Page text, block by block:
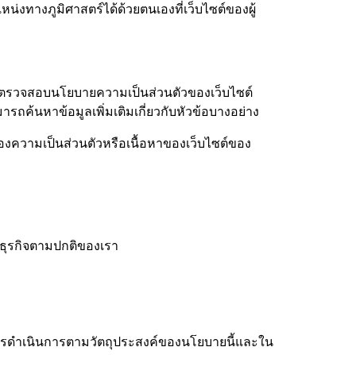
งทางภูมิศาสตร์ได้ด้วยตนเองที่เว็บไซต์ของผู้
วจสอบนโยบายความเป็นส่วนตัวของเว็บไซต์
ถค้นหาข้อมูลเพิ่มเติมเกี่ยวกับหัวข้อบางอย่าง
วามเป็นส่วนตัวหรือเนื้อหาของเว็บไซต์ของ
กิจตามปกติของเรา
ำเนินการตามวัตถุประสงค์ของนโยบายนี้และใน